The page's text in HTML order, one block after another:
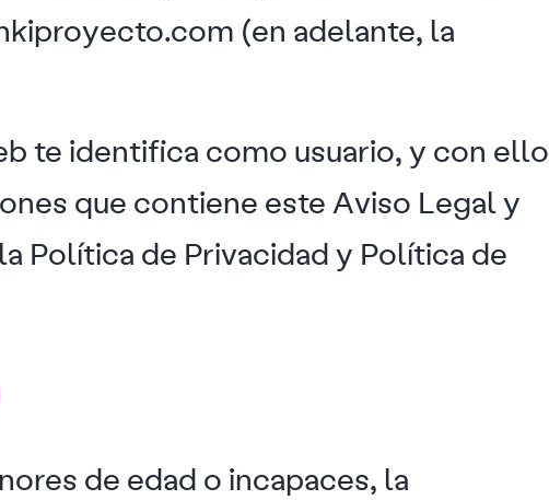
(en adelante, la
te identifica como usuario, y con ello
que contiene este Aviso Legal y
Política de Privacidad y Política de
de edad o incapaces, la